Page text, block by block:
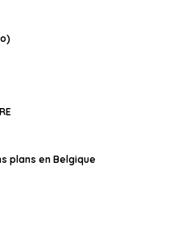
plans en Belgique